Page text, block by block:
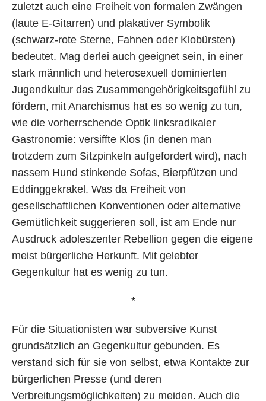
zuletzt auch eine Freiheit von formalen Zwängen
(laute E-Gitarren) und plakativer Symbolik
(schwarz-rote Sterne, Fahnen oder Klobürsten)
bedeutet. Mag derlei auch geeignet sein, in einer
stark männlich und heterosexuell dominierten
Jugendkultur das Zusammengehörigkeitsgefühl zu
fördern, mit Anarchismus hat es so wenig zu tun,
wie die vorherrschende Optik linksradikaler
Gastronomie: versiffte Klos (in denen man
trotzdem zum Sitzpinkeln aufgefordert wird), nach
nassem Hund stinkende Sofas, Bierpfützen und
Eddinggekrakel. Was da Freiheit von
gesellschaftlichen Konventionen oder alternative
Gemütlichkeit suggerieren soll, ist am Ende nur
Ausdruck adoleszenter Rebellion gegen die eigene
meist bürgerliche Herkunft. Mit gelebter
Gegenkultur hat es wenig zu tun.
*
Für die Situationisten war subversive Kunst
grundsätzlich an Gegenkultur gebunden. Es
verstand sich für sie von selbst, etwa Kontakte zur
bürgerlichen Presse (und deren
Verbreitungsmöglichkeiten) zu meiden. Auch die